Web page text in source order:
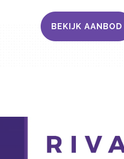
BEKIJK AANBOD